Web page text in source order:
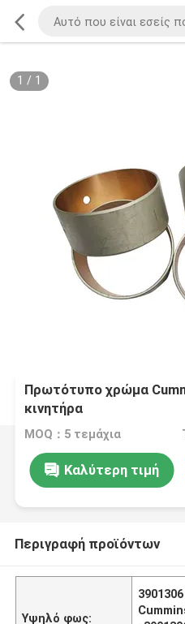
1 / 1
Πρωτότυπο χρώμα
κινητήρα
MOQ：5 τεμάχια
Καλύτερη τιμή
Περιγραφή προϊόντων
Υψηλό φως: